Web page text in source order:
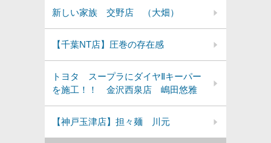
新しい家族 交野店 （大畑）
【千葉NT店】圧巻の存在感
トヨタ スープラにダイヤⅡキーパー
を施工！！ 金沢西泉店 嶋田悠雅
【神戸玉津店】担々麺 川元